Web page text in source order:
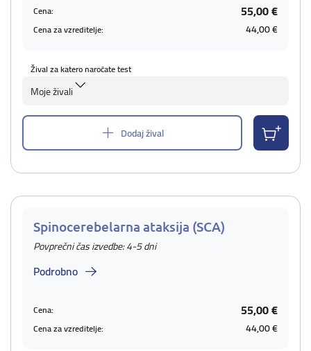
Cena: 55,00 €
Cena za vzreditelje: 44,00 €
Žival za katero naročate test
Moje živali
Dodaj žival
Spinocerebelarna ataksija (SCA)
Povprečni čas izvedbe: 4-5 dni
Podrobno
Cena: 55,00 €
Cena za vzreditelje: 44,00 €